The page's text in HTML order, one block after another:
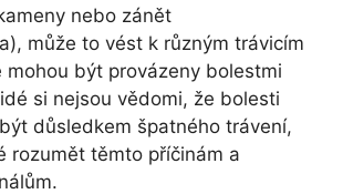
nebo zánět
může to vést k různým trávicím
mohou být provázeny bolestmi
si nejsou vědomi, že bolesti
důsledkem špatného trávení,
rozumět těmto příčinám a